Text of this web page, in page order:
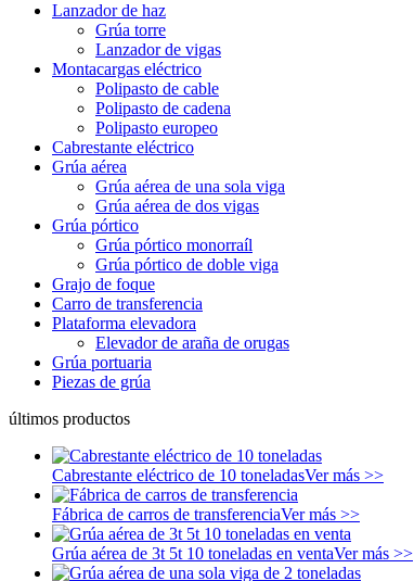
Lanzador de haz
Grúa torre
Lanzador de vigas
Montacargas eléctrico
Polipasto de cable
Polipasto de cadena
Polipasto europeo
Cabrestante eléctrico
Grúa aérea
Grúa aérea de una sola viga
Grúa aérea de dos vigas
Grúa pórtico
Grúa pórtico monorraíl
Grúa pórtico de doble viga
Grajo de foque
Carro de transferencia
Plataforma elevadora
Elevador de araña de orugas
Grúa portuaria
Piezas de grúa
últimos productos
Cabrestante eléctrico de 10 toneladasVer más >>
Fábrica de carros de transferenciaVer más >>
Grúa aérea de 3t 5t 10 toneladas en ventaVer más >>